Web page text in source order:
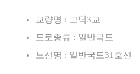
교량명 : 고덕3교
도로종류 : 일반국도
노선명 : 일반국도31호선